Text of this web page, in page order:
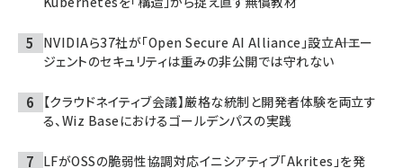
NVIDIAら37社が「Open Secure AI Alliance」設立――AIエー
ジェントのセキュリティは重みの非公開では守れない
【クラウドネイティブ会議】厳格な統制と開発者体験を両立す
る、Wiz Baseにおけるゴールデンパスの実践
LFがOSSの脆弱性協調対応イニシアティブ「Akrites」を発